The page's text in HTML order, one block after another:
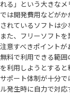
れる」という大きな
では開発費用などが
されているソフトは少
また、フリーソフト
注意すべきポイントが
無料で利用できる範
を利用しようとすると
サポート体制が十分
ル発生時に自力で対応